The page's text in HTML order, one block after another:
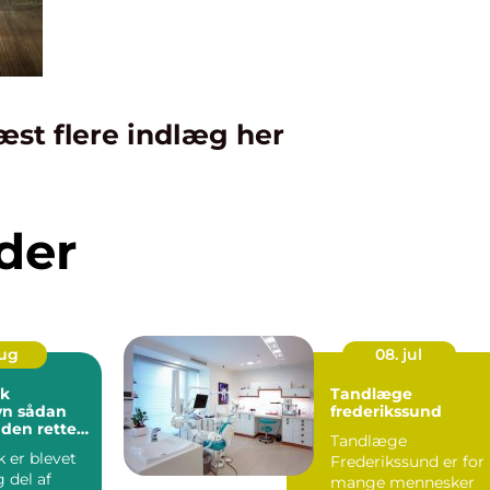
flere indlæg her
rette
er blevet
del af
08. jul
Tandlæge
frederikssund
Tandlæge
Frederikssund er for
mange mennesker